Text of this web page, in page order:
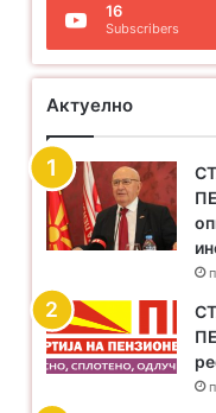
16
Subscribers
Актуелно